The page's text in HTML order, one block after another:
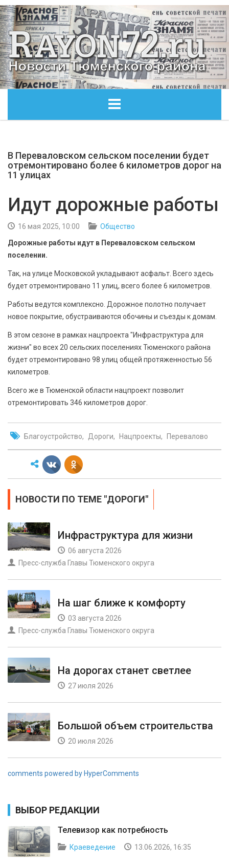
ОБЩЕСТВО
КУЛЬТУРА
АРХИВ PDF
В Переваловском сельском поселении будет
отремонтировано более 6 километров дорог на
11 улицах
Идут дорожные работы
16 мая 2025, 10:00
Общество
Дорожные работы идут в Переваловском сельском
поселении.
Так, на улице Московской укладывают асфальт. Всего здесь
будет отремонтировано 11 улиц, всего более 6 километров.
Работы ведутся комплексно. Дорожное полотно получает
новое покрытие, обустраиваются обочины и съезды к домам.
В этом сезоне в рамках нацпроекта "Инфраструктура для
жизни" во всех 20 сельских поселениях Тюменского района
будет отремонтировано 98 улиц общей протяженностью 56
километров.
Всего же в Тюменской области нацпроект позволит
отремонтировать 346 километров дорог.
Благоустройство Дороги Нацпроекты Перевалово
НОВОСТИ ПО ТЕМЕ "ДОРОГИ"
Инфраструктура для жизни
06 августа 2026
Пресс-служба Главы Тюменского округа
На шаг ближе к комфорту
03 августа 2026
Пресс-служба Главы Тюменского округа
На дорогах станет светлее
27 июля 2026
Большой объем строительства
20 июля 2026
comments powered by HyperComments
ВЫБОР РЕДАКЦИИ
Телевизор как потребность
Краеведение 13.06.2026, 16:35